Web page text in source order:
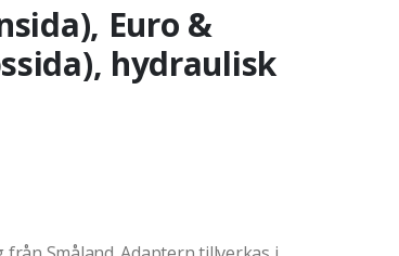
Euro &
hydraulisk